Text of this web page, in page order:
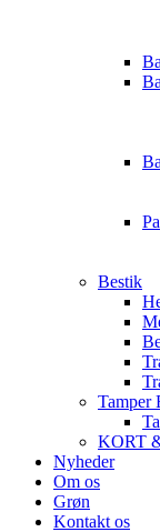
Bestik
Tamper
KORT
Nyheder
Om os
Grøn
Kontakt os